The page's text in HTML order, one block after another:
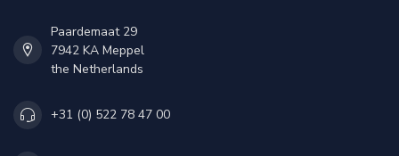
Paardemaat 29
7942 KA Meppel
the Netherlands
+31 (0) 522 78 47 00